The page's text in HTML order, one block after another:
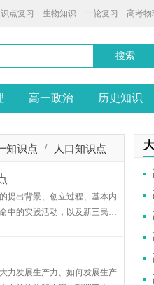
高考物
一轮复习
生物知识
识点复习
高一政治 历史知识
人口知识点
/
知识点
点分析
提出背景、创立过程、基本内
中的实践活动，以及新三民主
力发展生产力、如何发展生产
讲
讲
讲